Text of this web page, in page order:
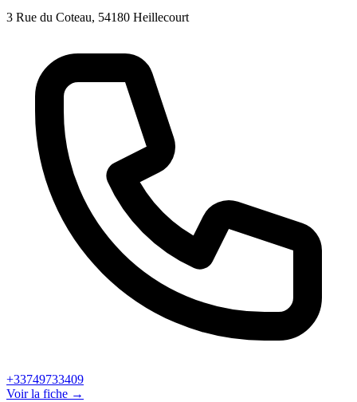
3 Rue du Coteau, 54180 Heillecourt
+33749733409
Voir la fiche →